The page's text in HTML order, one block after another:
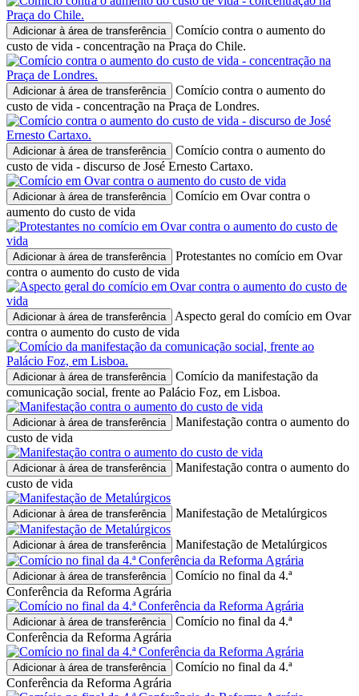
Adicionar à área de transferência
Comício contra o aumento do
custo de vida - concentração na Praça do Chile.
Adicionar à área de transferência
Comício contra o aumento do
custo de vida - concentração na Praça de Londres.
Adicionar à área de transferência
Comício contra o aumento do
custo de vida - discurso de José Ernesto Cartaxo.
Adicionar à área de transferência
Comício em Ovar contra o
aumento do custo de vida
Adicionar à área de transferência
Protestantes no comício em Ovar
contra o aumento do custo de vida
Adicionar à área de transferência
Aspecto geral do comício em Ovar
contra o aumento do custo de vida
Adicionar à área de transferência
Comício da manifestação da
comunicação social, frente ao Palácio Foz, em Lisboa.
Adicionar à área de transferência
Manifestação contra o aumento do
custo de vida
Adicionar à área de transferência
Manifestação contra o aumento do
custo de vida
Adicionar à área de transferência Manifestação de Metalúrgicos
Adicionar à área de transferência Manifestação de Metalúrgicos
Adicionar à área de transferência
Comício no final da 4.ª
Conferência da Reforma Agrária
Adicionar à área de transferência
Comício no final da 4.ª
Conferência da Reforma Agrária
Adicionar à área de transferência
Comício no final da 4.ª
Conferência da Reforma Agrária